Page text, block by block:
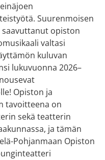
Suurenmoisen
opiston
valtasi
kuluvan
lukuvuonna 2026–
Opiston ja
tavoitteena on
sekä teatterin
ja tämän
Pohjanmaan Opiston